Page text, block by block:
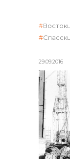
29.09.2016